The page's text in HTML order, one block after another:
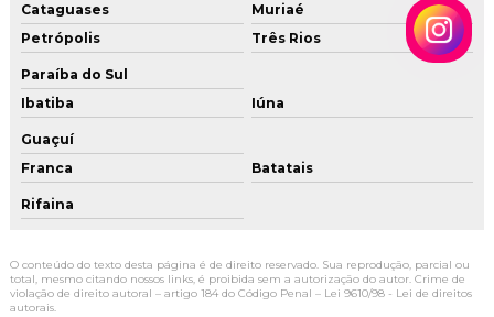
Vistoria gas
Cataguases
Muriaé
Petrópolis
Três Rios
Paraíba do Sul
Ibatiba
Iúna
Guaçuí
Franca
Batatais
Rifaina
O conteúdo do texto desta página é de direito reservado. Sua reprodução, parcial ou
total, mesmo citando nossos links, é proibida sem a autorização do autor. Crime de
violação de direito autoral – artigo 184 do Código Penal – Lei 9610/98 - Lei de direitos
autorais.